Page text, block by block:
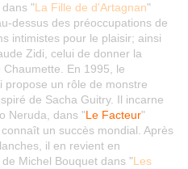
"La Fille de d'Artagnan"
dessus des préoccupations de
intimistes pour le plaisir; ainsi
Zidi, celui de donner la
En 1995, le
propose un rôle de monstre
de Sacha Guitry. Il incarne
Neruda, dans "Le Facteur"
un succès mondial. Après
il en revient en
Michel Bouquet dans "Les